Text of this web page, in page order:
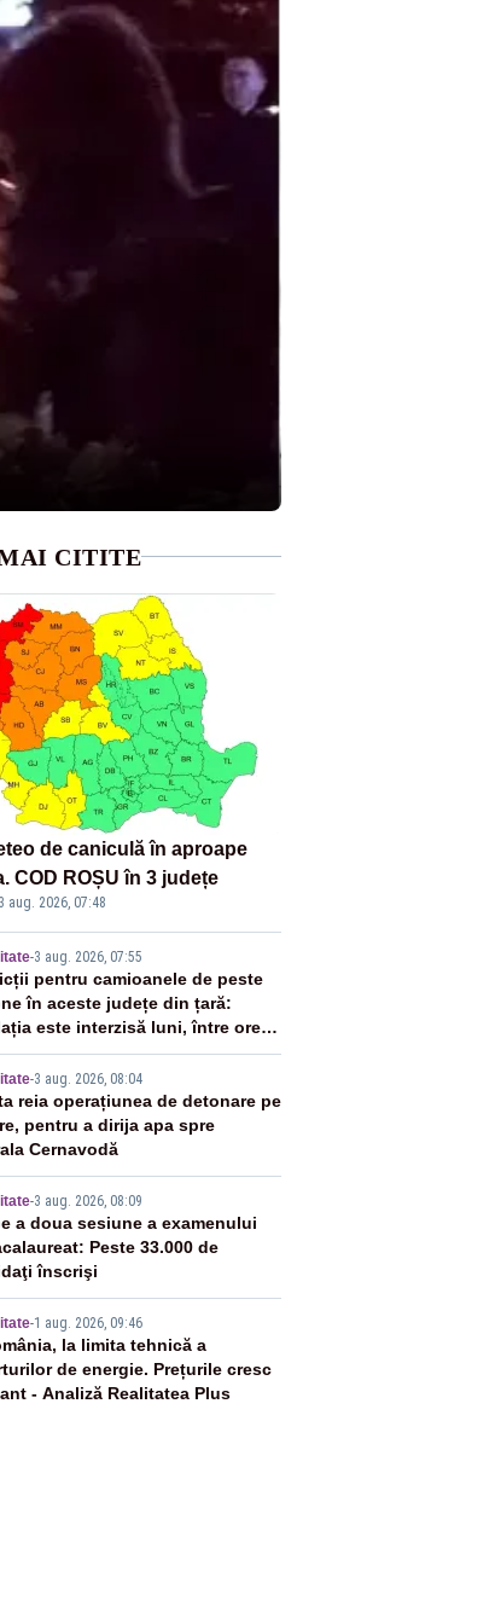
CITITE
de caniculă în aproape
COD ROȘU în 3 județe
3 aug. 2026, 07:48
-3 aug. 2026, 07:55
pentru camioanele de peste
în aceste județe din țară:
este interzisă luni, între orele
și 20:00
-3 aug. 2026, 08:04
reia operațiunea de detonare pe
pentru a dirija apa spre
Cernavodă
-3 aug. 2026, 08:09
a doua sesiune a examenului
Peste 33.000 de
înscrişi
-1 aug. 2026, 09:46
la limita tehnică a
de energie. Prețurile cresc
- Analiză Realitatea Plus